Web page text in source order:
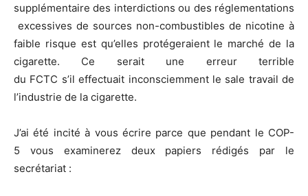
supplémentaire des interdictions ou des réglementations
excessives de sources non-combustibles de nicotine à
faible risque est qu’elles protégeraient le marché de la
cigarette. Ce serait une erreur terrible
du FCTC s’il effectuait inconsciemment le sale travail de
l’industrie de la cigarette.
J’ai été incité à vous écrire parce que pendant le COP-
5 vous examinerez deux papiers rédigés par le
secrétariat :